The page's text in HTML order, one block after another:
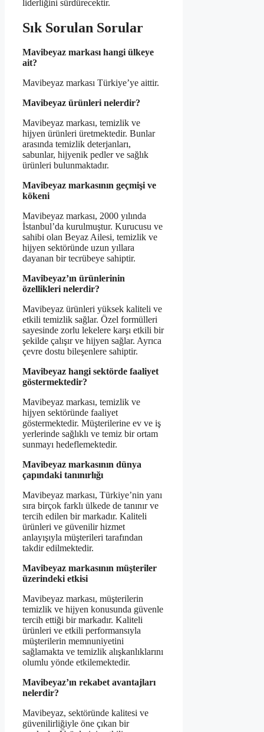
liderliğini sürdürecektir.
Sık Sorulan Sorular
Mavibeyaz markası hangi ülkeye
ait?
Mavibeyaz markası Türkiye’ye aittir.
Mavibeyaz ürünleri nelerdir?
Mavibeyaz markası, temizlik ve
hijyen ürünleri üretmektedir. Bunlar
arasında temizlik deterjanları,
sabunlar, hijyenik pedler ve sağlık
ürünleri bulunmaktadır.
Mavibeyaz markasının geçmişi ve
kökeni
Mavibeyaz markası, 2000 yılında
İstanbul’da kurulmuştur. Kurucusu ve
sahibi olan Beyaz Ailesi, temizlik ve
hijyen sektöründe uzun yıllara
dayanan bir tecrübeye sahiptir.
Mavibeyaz’ın ürünlerinin
özellikleri nelerdir?
Mavibeyaz ürünleri yüksek kaliteli ve
etkili temizlik sağlar. Özel formülleri
sayesinde zorlu lekelere karşı etkili bir
şekilde çalışır ve hijyen sağlar. Ayrıca
çevre dostu bileşenlere sahiptir.
Mavibeyaz hangi sektörde faaliyet
göstermektedir?
Mavibeyaz markası, temizlik ve
hijyen sektöründe faaliyet
göstermektedir. Müşterilerine ev ve iş
yerlerinde sağlıklı ve temiz bir ortam
sunmayı hedeflemektedir.
Mavibeyaz markasının dünya
çapındaki tanınırlığı
Mavibeyaz markası, Türkiye’nin yanı
sıra birçok farklı ülkede de tanınır ve
tercih edilen bir markadır. Kaliteli
ürünleri ve güvenilir hizmet
anlayışıyla müşterileri tarafından
takdir edilmektedir.
Mavibeyaz markasının müşteriler
üzerindeki etkisi
Mavibeyaz markası, müşterilerin
temizlik ve hijyen konusunda güvenle
tercih ettiği bir markadır. Kaliteli
ürünleri ve etkili performansıyla
müşterilerin memnuniyetini
sağlamakta ve temizlik alışkanlıklarını
olumlu yönde etkilemektedir.
Mavibeyaz’ın rekabet avantajları
nelerdir?
Mavibeyaz, sektöründe kalitesi ve
güvenilirliğiyle öne çıkan bir